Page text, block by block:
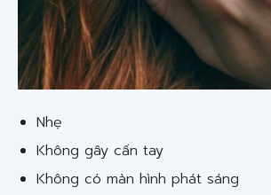
Nhẹ
Không gây cấn tay
Không có màn hình phát sáng